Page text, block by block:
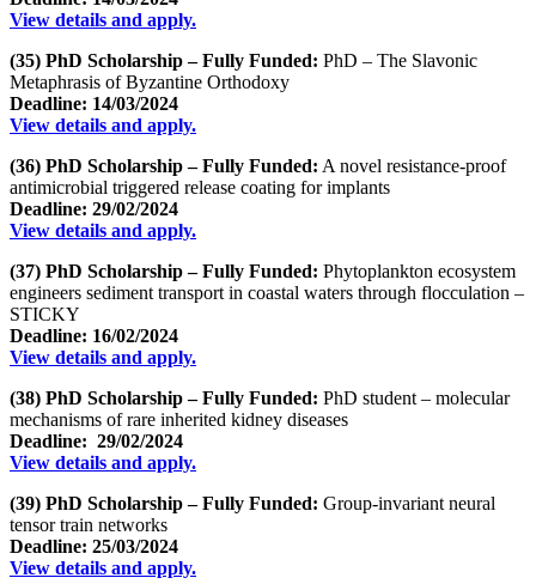
View details and apply.
(35) PhD Scholarship – Fully Funded: PhD – The Slavonic
Metaphrasis of Byzantine Orthodoxy
Deadline: 14/03/2024
View details and apply.
(36) PhD Scholarship – Fully Funded: A novel resistance-proof
antimicrobial triggered release coating for implants
Deadline: 29/02/2024
View details and apply.
(37) PhD Scholarship – Fully Funded: Phytoplankton ecosystem
engineers sediment transport in coastal waters through flocculation –
STICKY
Deadline: 16/02/2024
View details and apply.
(38) PhD Scholarship – Fully Funded: PhD student – molecular
mechanisms of rare inherited kidney diseases
Deadline: 29/02/2024
View details and apply.
(39) PhD Scholarship – Fully Funded: Group-invariant neural
tensor train networks
Deadline: 25/03/2024
View details and apply.